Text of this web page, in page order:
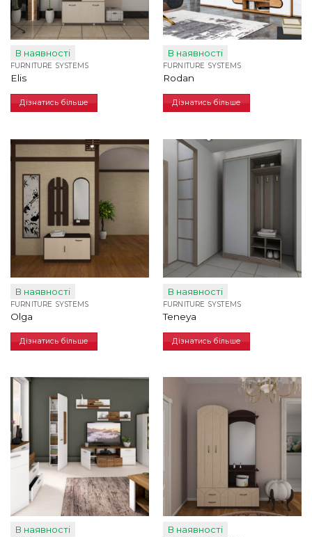
В наявності
FURNITURE SYSTEMS
Elis
Дізнатись більше
В наявності
FURNITURE SYSTEMS
Rodan
Дізнатись більше
В наявності
FURNITURE SYSTEMS
Olga
Дізнатись більше
В наявності
FURNITURE SYSTEMS
Teneya
Дізнатись більше
В наявності В наявності